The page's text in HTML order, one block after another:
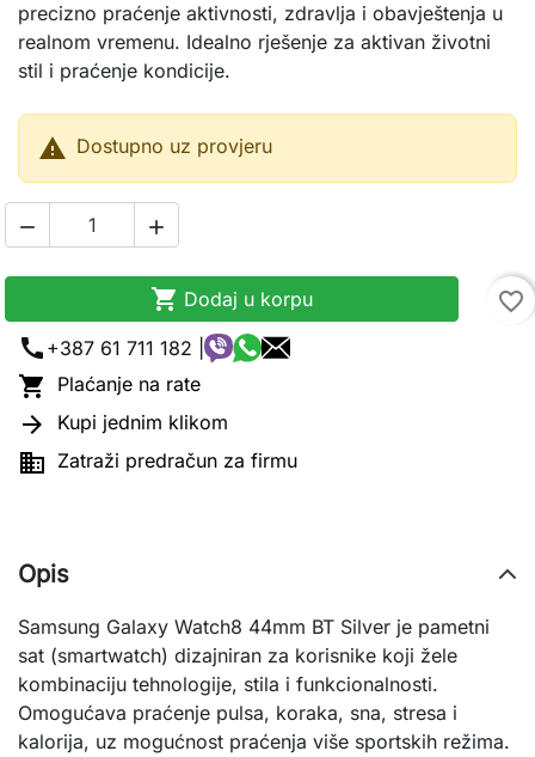
precizno praćenje aktivnosti, zdravlja i obavještenja u
realnom vremenu. Idealno rješenje za aktivan životni
stil i praćenje kondicije.
 Dostupno uz provjeru
 
 Dodaj u korpu
favorite_border
call +387 61 711 182 |
 Plaćanje na rate
 Kupi jednim klikom
 Zatraži predračun za firmu
Opis
Samsung Galaxy Watch8 44mm BT Silver je pametni
sat (smartwatch) dizajniran za korisnike koji žele
kombinaciju tehnologije, stila i funkcionalnosti.
Omogućava praćenje pulsa, koraka, sna, stresa i
kalorija, uz mogućnost praćenja više sportskih režima.